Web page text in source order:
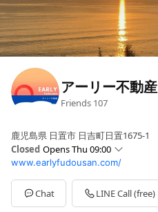
アーリー不動産
Friends 107
鹿児島県 日置市 日吉町日置1675-1
Closed Opens Thu 09:00
Sun09:00 - 18:00
Mon09:00 - 18:00
Tue09:00 - 18:00
WedClosed
www.earlyfudousan.com/
Chat LINE Call (free)